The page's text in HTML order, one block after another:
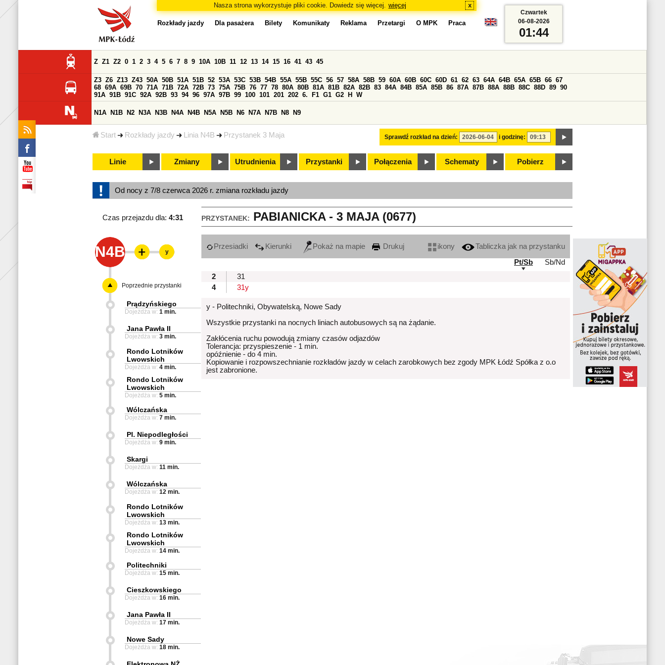
Nasza strona wykorzystuje pliki cookie. Dowiedz się więcej. więcej x
Start Rozkłady jazdy Linia N4B Przystanek 3 Maja
Rozkłady jazdy Dla pasażera Bilety Komunikaty Reklama Przetargi O MPK Praca
Sprawdź rozkład na dzień: i godzinę:
Z Z1 Z2 0 1 2 3 4 5 6 7 8 9 10A 10B 11 12 13 14 15 16 41 43 45
Z3 Z6 Z13 Z43 50A 50B 51A 51B 52 53A 53C 53B 54B 55A 55B 55C 56 57 58A 58B 59 60A 60B 60C 60D 61 62 63 64A 64B 65A 65B 66 67
68 69A 69B 70 71A 71B 72A 72B 73 75A 75B 76 77 78 80A 80B 81A 81B 82A 82B 83 84A 84B 85A 85B 86 87A 87B 88A 88B 88C 88D 89 90
91A 91B 91C 92A 92B 93 94 96 97A 97B 99 100 101 201 202 6. F1 G1 G2 H W
N1A N1B N2 N3A N3B N4A N4B N5A N5B N6 N7A N7B N8 N9
Linie Zmiany Utrudnienia Przystanki Połączenia Schematy Pobierz
Czwartek
06-08-2026
01:44
Od nocy z 7/8 czerwca 2026 r. zmiana rozkładu jazdy
PRZYSTANEK: PABIANICKA - 3 MAJA (0677)
Czas przejazdu dla: 4:31
N4B Przesiadki Kierunki Pokaż na mapie Drukuj ikony
Tabliczka jak na przystanku
Pt/Sb
Sb/Nd
2
31
4
31y
y - Politechniki, Obywatelską, Nowe Sady
Wszystkie przystanki na nocnych liniach autobusowych są na żądanie.
Zakłócenia ruchu powodują zmiany czasów odjazdów
Tolerancja: przyspieszenie - 1 min.
opóźnienie - do 4 min.
Kopiowanie i rozpowszechnianie rozkładów jazdy w celach zarobkowych bez zgody MPK Łódź Spółka z o.o
jest zabronione.
y
Poprzednie przystanki
Prądzyńskiego
Dojeżdża w: 1 min.
Jana Pawła II
Dojeżdża w: 3 min.
Rondo Lotników
Lwowskich
Dojeżdża w: 4 min.
Rondo Lotników
Lwowskich
Dojeżdża w: 5 min.
Wólczańska
Dojeżdża w: 7 min.
Pl. Niepodległości
Dojeżdża w: 9 min.
Skargi
Dojeżdża w: 11 min.
Wólczańska
Dojeżdża w: 12 min.
Rondo Lotników
Lwowskich
Dojeżdża w: 13 min.
Rondo Lotników
Lwowskich
Dojeżdża w: 14 min.
Politechniki
Dojeżdża w: 15 min.
Cieszkowskiego
Dojeżdża w: 16 min.
Jana Pawła II
Dojeżdża w: 17 min.
Nowe Sady
Dojeżdża w: 18 min.